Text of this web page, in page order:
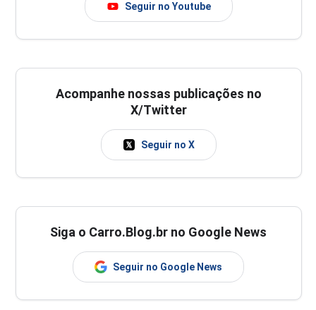
Seguir no Youtube
Acompanhe nossas publicações no
X/Twitter
Seguir no X
Siga o Carro.Blog.br no Google News
Seguir no Google News